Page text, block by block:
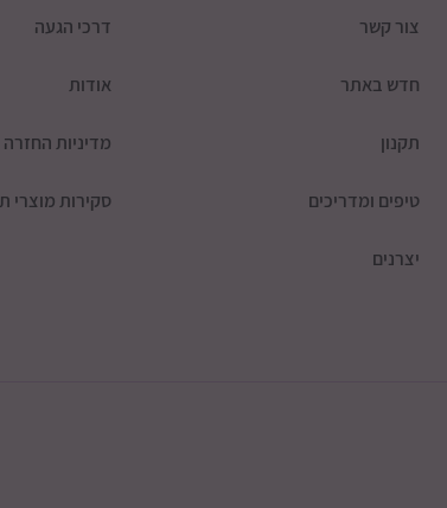
צור קשר דרכי הגעה
חדש באתר אודות
תקנון מדיניות החזרה
טיפים ומדריכים סקירות מוצרי
יצרנים